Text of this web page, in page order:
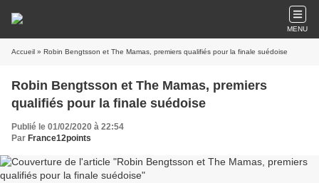
MENU
Accueil » Robin Bengtsson et The Mamas, premiers qualifiés pour la finale suédoise
Robin Bengtsson et The Mamas, premiers
qualifiés pour la finale suédoise
Publié le 01/02/2020 à 22:54
Par France12points